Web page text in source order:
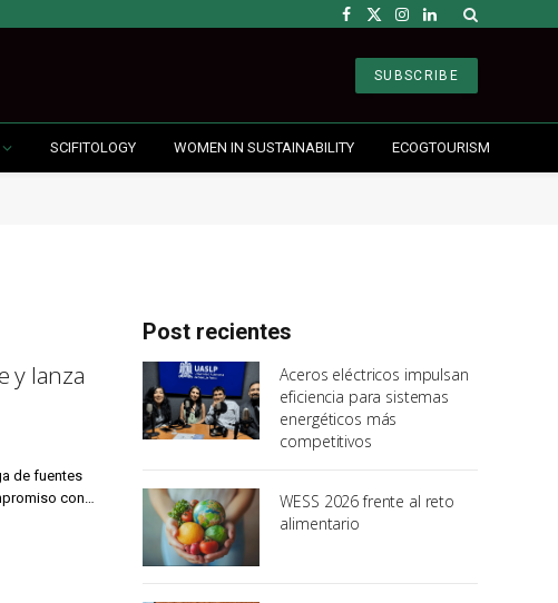
Facebook
X
Instagram
LinkedIn
SUBSCRIBE
SCIFITOLOGY WOMEN IN SUSTAINABILITY ECOGTOURISM
y lanza
de fuentes
con…
Post recientes
Aceros eléctricos impulsan
eficiencia para sistemas
energéticos más
competitivos
WESS 2026 frente al reto
alimentario